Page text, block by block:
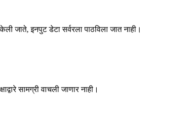
जाते, इनपुट डेटा सर्वरला पाठविला जात नाही।
सामग्री वाचली जाणार नाही।